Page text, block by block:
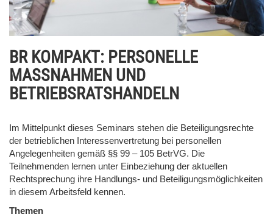
BR KOMPAKT: PERSONELLE
MASSNAHMEN UND
BETRIEBSRATSHANDELN
Im Mittelpunkt dieses Seminars stehen die Beteiligungsrechte
der betrieblichen Interessenvertretung bei personellen
Angelegenheiten gemäß §§ 99 – 105 BetrVG. Die
Teilnehmenden lernen unter Einbeziehung der aktuellen
Rechtsprechung ihre Handlungs- und Beteiligungsmöglichkeiten
in diesem Arbeitsfeld kennen.
Themen